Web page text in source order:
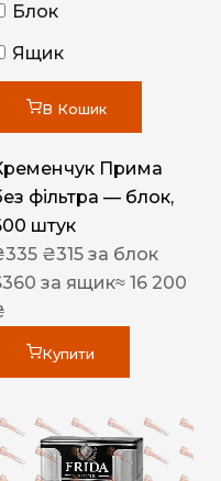
Блок
Ящик
В Кошик
Прима
фільтра — блок,
штук
335 ₴315 за блок
360 за ящик≈ 16 200
Купити